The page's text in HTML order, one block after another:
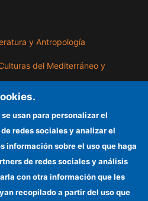
y Antropología
del Mediterráneo y
Públicos
usan para personalizar el
redes sociales y analizar el
información sobre el uso que haga
de redes sociales y análisis
con otra información que les
recopilado a partir del uso que